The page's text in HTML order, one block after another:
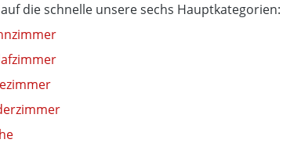
die schnelle unsere sechs Hauptkategorien: